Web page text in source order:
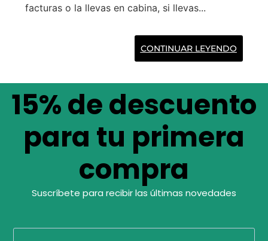
facturas o la llevas en cabina, si llevas...
CONTINUAR LEYENDO
15% de descuento
para tu primera
compra
Suscríbete para recibir las últimas novedades